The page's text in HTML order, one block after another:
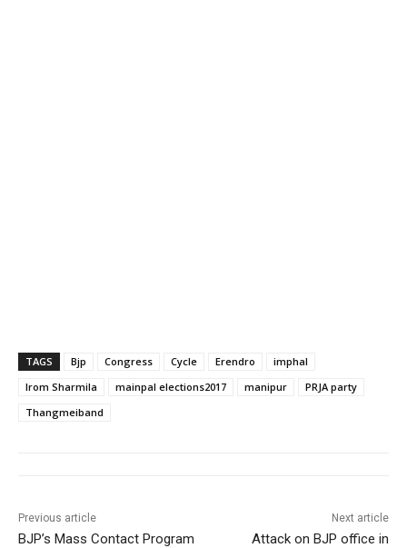
TAGS Bjp Congress Cycle Erendro
imphal
Irom Sharmila
mainpal elections2017 manipur
PRJA party
Thangmeiband
Previous article
BJP’s Mass Contact Program
Next article
Attack on BJP office in